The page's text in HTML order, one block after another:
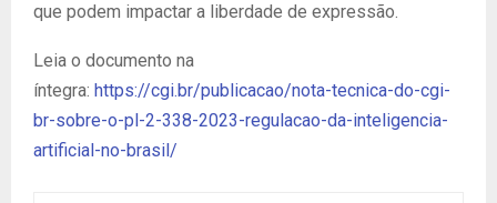
que podem impactar a liberdade de expressão.
Leia o documento na
íntegra: https://cgi.br/publicacao/nota-tecnica-do-cgi-
br-sobre-o-pl-2-338-2023-regulacao-da-inteligencia-
artificial-no-brasil/